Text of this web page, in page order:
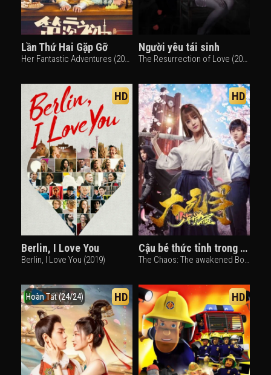
Lần Thứ Hai Gặp Gỡ
Her Fantastic Adventures (2024)
Người yêu tái sinh
The Resurrection of Love (2018)
HD
Berlin, I Love You
Berlin, I Love You (2019)
HD
Cậu bé thức tỉnh trong đại loạn
The Chaos: The awakened Boy (2017)
Hoàn Tất (24/24) HD HD